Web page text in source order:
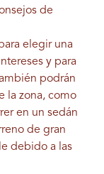
de
elegir una
y para
podrán
la zona, como
en un sedán
de gran
debido a las